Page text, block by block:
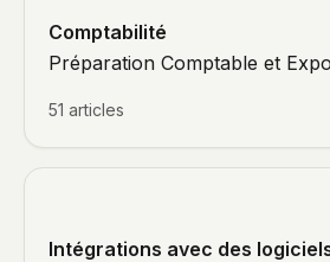
Comptabilité
Préparation Comptable et
51 articles
Intégrations avec des